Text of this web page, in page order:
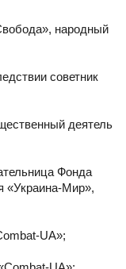
народный
советник
деятель
Фонда
«Украина-Мир»,
UA»;